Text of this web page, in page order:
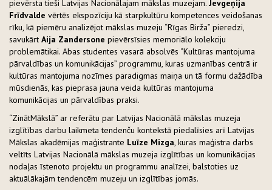
pievērsta tieši Latvijas Nacionālajam mākslas muzejam. Jevgeņija
Frīdvalde vērtēs ekspozīciju kā starpkultūru kompetences veidošanas
rīku, kā piemēru analizējot mākslas muzeju “Rīgas Birža” pieredzi,
savukārt Aija Zandersone pievērsīsies memoriālo kolekciju
problemātikai. Abas studentes vasarā absolvēs “Kultūras mantojuma
pārvaldības un komunikācijas” programmu, kuras uzmanības centrā ir
kultūras mantojuma nozīmes paradigmas maiņa un tā formu dažādība
mūsdienās, kas pieprasa jauna veida kultūras mantojuma
komunikācijas un pārvaldības praksi.
“ZinātMākslā” ar referātu par Latvijas Nacionālā mākslas muzeja
izglītības darbu laikmeta tendenču kontekstā piedalīsies arī Latvijas
Mākslas akadēmijas maģistrante Luīze Mizga, kuras maģistra darbs
veltīts Latvijas Nacionālā mākslas muzeja izglītības un komunikācijas
nodaļas īstenoto projektu un programmu analīzei, balstoties uz
aktuālākajām tendencēm muzeju un izglītības jomās.